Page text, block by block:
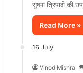
सुषमा त्रिपाठी की
Read More »
16 July
Vinod Mishra